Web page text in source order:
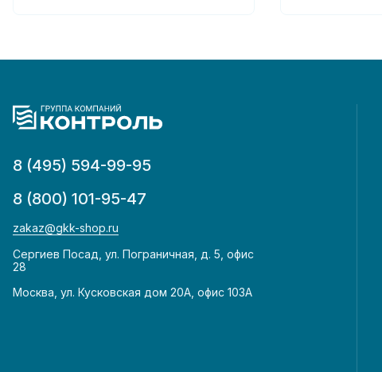
8 (495) 594-99-95
8 (800) 101-95-47
zakaz@gkk-shop.ru
Сергиев Посад, ул. Пограничная, д. 5, офис
28
Москва, ул. Кусковская дом 20А, офис 103А